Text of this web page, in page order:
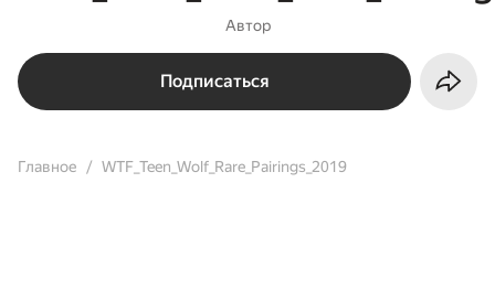
Автор
Подписаться
Главное WTF_Teen_Wolf_Rare_Pairings_2019